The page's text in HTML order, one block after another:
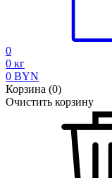
0
0 кг
0 BYN
Корзина (0)
Очистить корзину